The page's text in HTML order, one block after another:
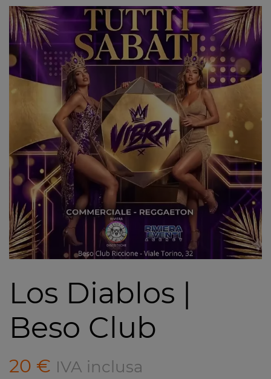
Los Diablos |
Beso Club
20 € IVA inclusa